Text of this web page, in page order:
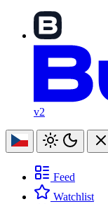
v2
Feed
Watchlist